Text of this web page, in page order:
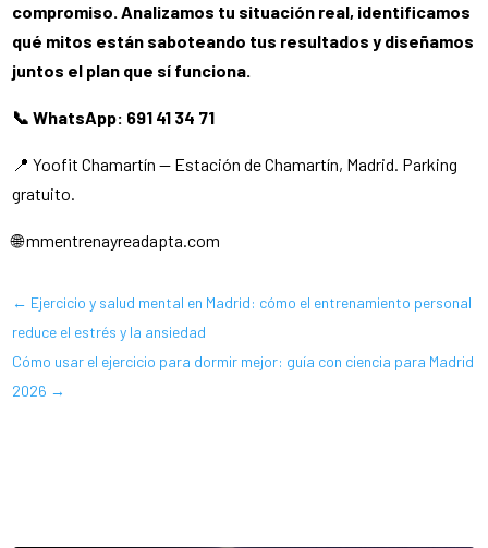
compromiso. Analizamos tu situación real, identificamos
qué mitos están saboteando tus resultados y diseñamos
juntos el plan que sí funciona.
📞 WhatsApp: 691 41 34 71
📍 Yoofit Chamartín — Estación de Chamartín, Madrid. Parking
gratuito.
🌐 mmentrenayreadapta.com
← Ejercicio y salud mental en Madrid: cómo el entrenamiento personal
reduce el estrés y la ansiedad
Cómo usar el ejercicio para dormir mejor: guía con ciencia para Madrid
2026 →